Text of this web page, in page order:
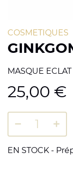
COSMETIQUES
MASQUE ECLAT
25,00 €
EN STOCK -